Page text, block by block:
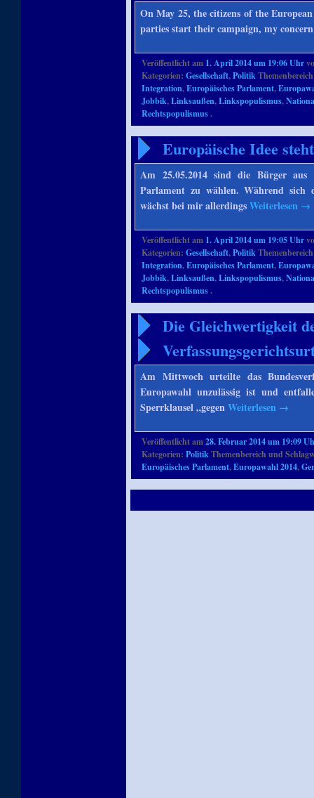
On May 25, the citizens of the
parties start their campaign, my
Veröffentlicht am 1. April 2014 um 19:06 Uhr
Kategorien:Gesellschaft,Politik
Integration,Europäisches Parlament,
Jobbik,Linksaußen,Linkspopulismus,
Rechtspopulismus.
Europäische Idee
Am 25.05.2014 sind die Bürger aus
Parlament zu wählen. Während sich
wächst bei mir allerdingsWeiterlesen →
Veröffentlicht am 1. April 2014 um 19:05 Uhr
Kategorien:Gesellschaft,Politik
Integration,Europäisches Parlament,
Jobbik,Linksaußen,Linkspopulismus,
Rechtspopulismus.
Die Gleichwertigkeit
Am Mittwoch urteilte das
Europawahl unzulässig ist und
Sperrklausel „gegenWeiterlesen →
Veröffentlicht am28. Februar 2014 um 19:09
Kategorien:PolitikThemenbereich und
Europäisches Parlament,Europawahl 2014,